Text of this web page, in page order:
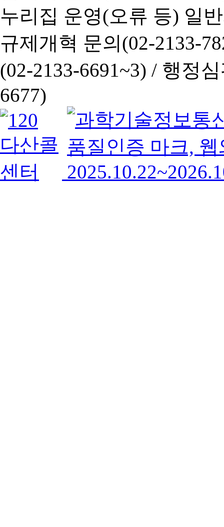
누리집 운영(오류 등) 일
규제개혁 문의(02-2133-
(02-2133-6691~3) / 행정심
6677)